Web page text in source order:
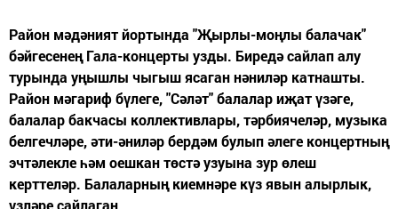
Район мәдәният йортында "Җырлы-моңлы балачак"
бәйгесенең Гала-концерты узды. Биредә сайлап алу
турында уңышлы чыгыш ясаган нәниләр катнашты.
Район мәгариф бүлеге, "Сәләт" балалар иҗат үзәге,
балалар бакчасы коллективлары, тәрбиячеләр, музыка
белгечләре, әти-әниләр бердәм булып әлеге концертның
эчтәлекле һәм оешкан төстә узуына зур өлеш
керттеләр. Балаларның киемнәре күз явын алырлык,